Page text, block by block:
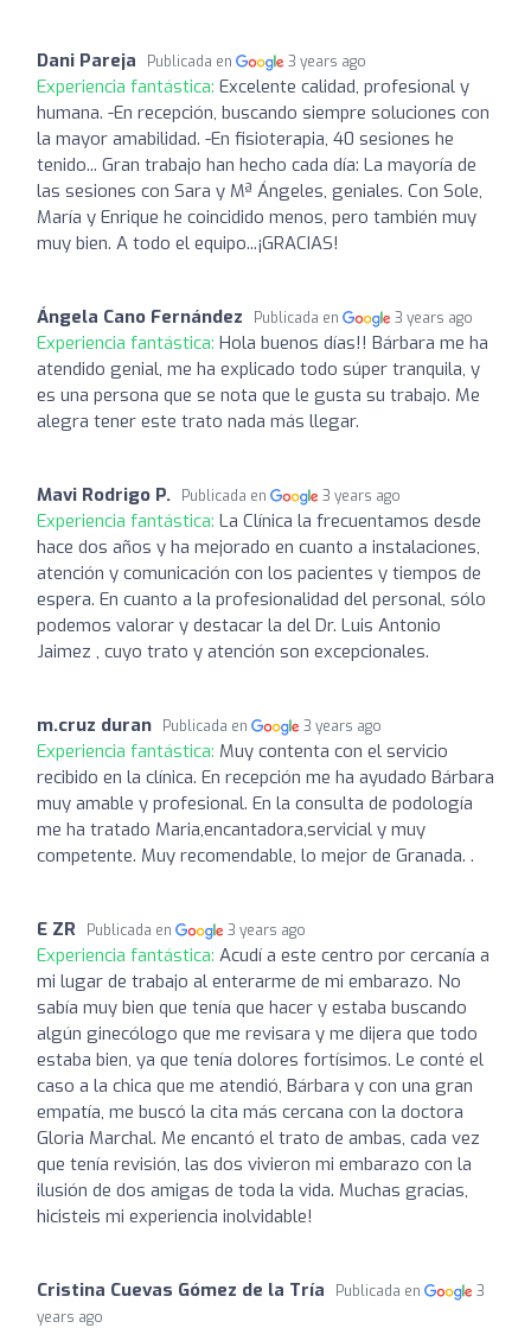
Dani Pareja Publicada en 3 years ago
Experiencia fantástica: Excelente calidad, profesional y
humana. -En recepción, buscando siempre soluciones con
la mayor amabilidad. -En fisioterapia, 40 sesiones he
tenido... Gran trabajo han hecho cada día: La mayoría de
las sesiones con Sara y Mª Ángeles, geniales. Con Sole,
María y Enrique he coincidido menos, pero también muy
muy bien. A todo el equipo...¡GRACIAS!
Ángela Cano Fernández Publicada en 3 years ago
Experiencia fantástica: Hola buenos días!! Bárbara me ha
atendido genial, me ha explicado todo súper tranquila, y
es una persona que se nota que le gusta su trabajo. Me
alegra tener este trato nada más llegar.
Mavi Rodrigo P. Publicada en 3 years ago
Experiencia fantástica: La Clínica la frecuentamos desde
hace dos años y ha mejorado en cuanto a instalaciones,
atención y comunicación con los pacientes y tiempos de
espera. En cuanto a la profesionalidad del personal, sólo
podemos valorar y destacar la del Dr. Luis Antonio
Jaimez , cuyo trato y atención son excepcionales.
m.cruz duran Publicada en 3 years ago
Experiencia fantástica: Muy contenta con el servicio
recibido en la clínica. En recepción me ha ayudado Bárbara
muy amable y profesional. En la consulta de podología
me ha tratado Maria,encantadora,servicial y muy
competente. Muy recomendable, lo mejor de Granada. .
E ZR Publicada en 3 years ago
Experiencia fantástica: Acudí a este centro por cercanía a
mi lugar de trabajo al enterarme de mi embarazo. No
sabía muy bien que tenía que hacer y estaba buscando
algún ginecólogo que me revisara y me dijera que todo
estaba bien, ya que tenía dolores fortísimos. Le conté el
caso a la chica que me atendió, Bárbara y con una gran
empatía, me buscó la cita más cercana con la doctora
Gloria Marchal. Me encantó el trato de ambas, cada vez
que tenía revisión, las dos vivieron mi embarazo con la
ilusión de dos amigas de toda la vida. Muchas gracias,
hicisteis mi experiencia inolvidable!
Cristina Cuevas Gómez de la Tría Publicada en
3
years ago